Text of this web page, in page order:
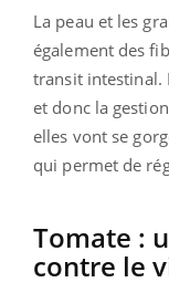
La peau et les
également des
transit intestinal.
et donc la
elles vont se
qui permet de
Tomate :
contre le